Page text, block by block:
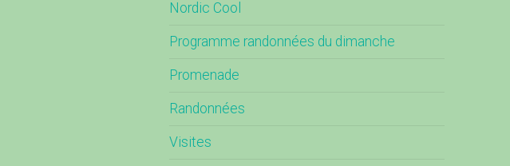
Nordic Cool
Programme randonnées du dimanche
Promenade
Randonnées
Visites